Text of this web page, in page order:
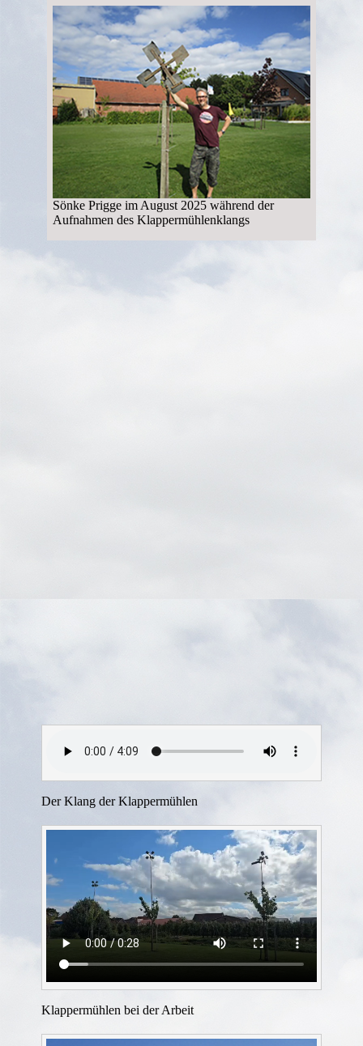
Sönke Prigge im August 2025 während der
Aufnahmen des Klappermühlenklangs
Der Klang der Klappermühlen
Klappermühlen bei der Arbeit